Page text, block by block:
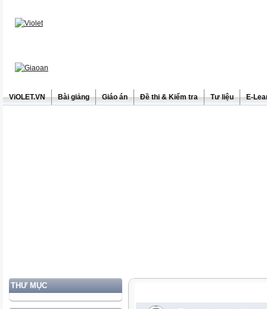
ViOLET.VN Bài giảng Giáo án Đề thi & Kiểm tra Tư liệu E-
THƯ MỤC